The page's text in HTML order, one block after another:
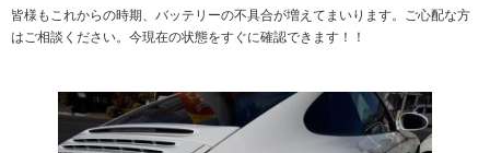
皆様もこれからの時期、バッテリーの不具合が増えてまいります。ご心配な方
はご相談ください。今現在の状態をすぐに確認できます！！